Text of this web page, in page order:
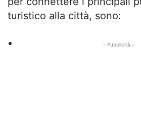
turistico alla città, sono:
- Pubblicità -